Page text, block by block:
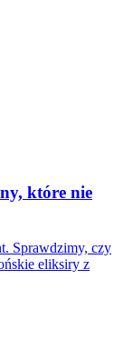
które nie
Sprawdzimy, czy
eliksiry z